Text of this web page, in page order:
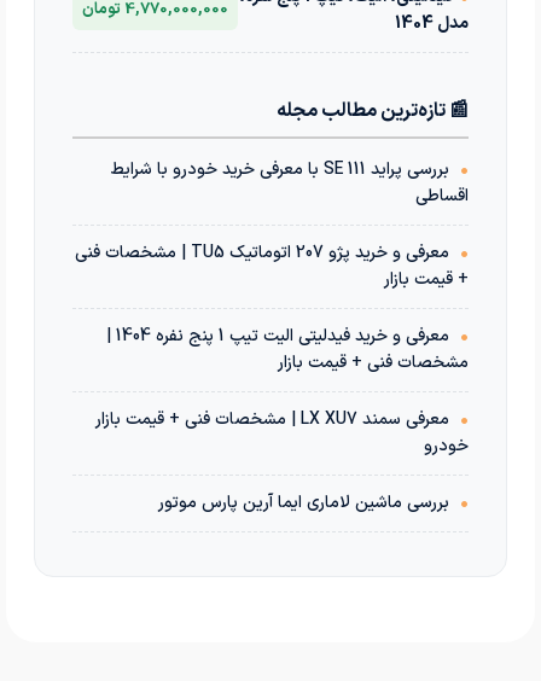
مدل 1404
4,770,000,000 تومان
📰 تازه‌ترین مطالب مجله
•
بررسی پراید 111 SE با معرفی خرید خودرو با شرایط
اقساطی
•
معرفی و خرید پژو 207 اتوماتیک TU5 | مشخصات فنی
+ قیمت بازار
•
معرفی و خرید فیدلیتی الیت تیپ 1 پنج نفره 1404 |
مشخصات فنی + قیمت بازار
•
معرفی سمند LX XU7 | مشخصات فنی + قیمت بازار
خودرو
• بررسی ماشین لاماری ایما آرین پارس موتور